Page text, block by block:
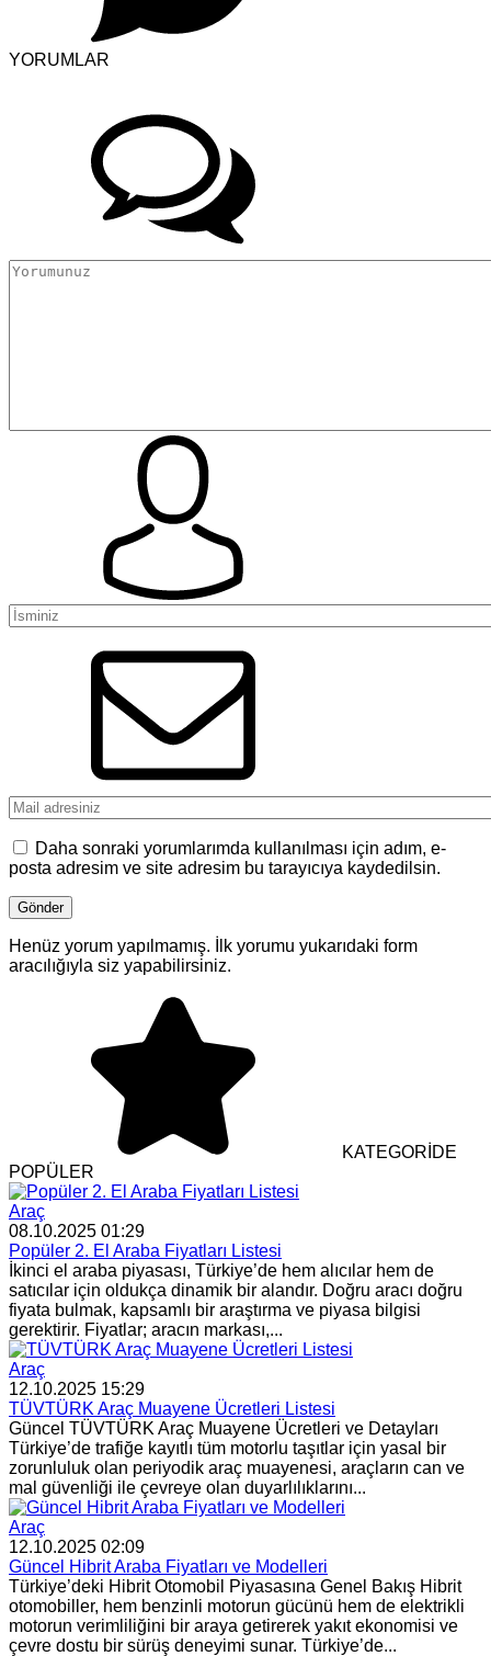
YORUMLAR
Daha sonraki yorumlarımda kullanılması için adım, e-
posta adresim ve site adresim bu tarayıcıya kaydedilsin.
Henüz yorum yapılmamış. İlk yorumu yukarıdaki form
aracılığıyla siz yapabilirsiniz.
KATEGORİDE
POPÜLER
Araç
08.10.2025 01:29
Popüler 2. El Araba Fiyatları Listesi
İkinci el araba piyasası, Türkiye’de hem alıcılar hem de
satıcılar için oldukça dinamik bir alandır. Doğru aracı doğru
fiyata bulmak, kapsamlı bir araştırma ve piyasa bilgisi
gerektirir. Fiyatlar; aracın markası,...
Araç
12.10.2025 15:29
TÜVTÜRK Araç Muayene Ücretleri Listesi
Güncel TÜVTÜRK Araç Muayene Ücretleri ve Detayları
Türkiye’de trafiğe kayıtlı tüm motorlu taşıtlar için yasal bir
zorunluluk olan periyodik araç muayenesi, araçların can ve
mal güvenliği ile çevreye olan duyarlılıklarını...
Araç
12.10.2025 02:09
Güncel Hibrit Araba Fiyatları ve Modelleri
Türkiye’deki Hibrit Otomobil Piyasasına Genel Bakış Hibrit
otomobiller, hem benzinli motorun gücünü hem de elektrikli
motorun verimliliğini bir araya getirerek yakıt ekonomisi ve
çevre dostu bir sürüş deneyimi sunar. Türkiye’de...